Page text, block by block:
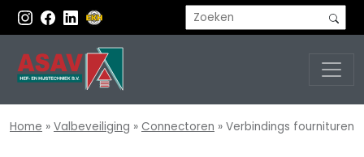
Home » Valbeveiliging » Connectoren » Verbindings fournituren